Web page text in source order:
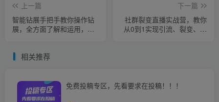
上一篇
智能钻展手把手教你操作钻
展，全方面了解和运用，让
下一篇
社群裂变直播实战营，教你
从0到1实现引流、裂变、直
相关推荐
免费投稿专区，先看要求在投稿！！！